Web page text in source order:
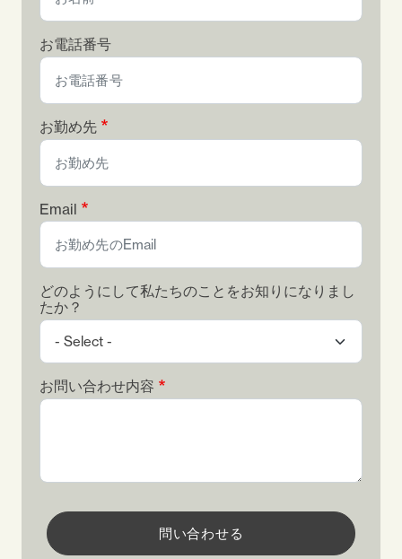
お電話番号
お勤め先
Email
どのようにして私たちのことをお知りになりまし
たか？
お問い合わせ内容
問い合わせる